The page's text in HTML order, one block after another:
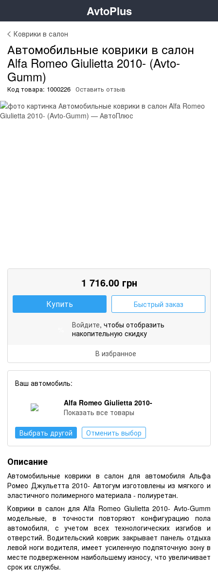
AvtoPlus
Коврики в салон
Автомобильные коврики в салон
Alfa Romeo Giulietta 2010- (Avto-
Gumm)
Код товара: 1000226 Оставить отзыв
1 716.00грн
Купить Быстрый заказ
Войдите, чтобы отобразить
накопительную скидку
В избранное
Ваш автомобиль:
Alfa Romeo Giulietta 2010-
Показать все товары
Выбрать другой Отменить выбор
Описание
Автомобильные коврики в салон для автомобиля Альфа
Ромео Джульетта 2010- Автогум изготовлены из мягкого и
эластичного полимерного материала - полиуретан.
Коврики в салон для Alfa Romeo Giulietta 2010- Avto-Gumm
модельные, в точности повторяют конфигурацию пола
автомобиля, с учетом всех технологических изгибов и
отверстий. Водительский коврик закрывает панель отдыха
левой ноги водителя, имеет усиленную подпяточную зону в
месте подверженном наибольшему износу, что увеличивает
срок их службы.